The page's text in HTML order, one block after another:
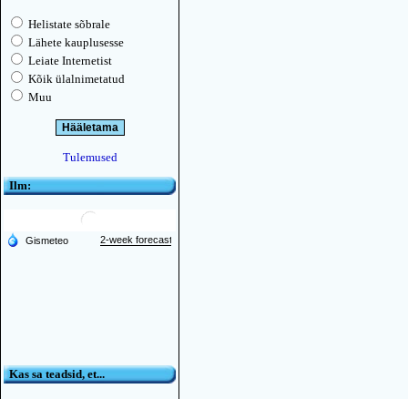
Helistate sõbrale
Lähete kauplusesse
Leiate Internetist
Kõik ülalnimetatud
Muu
Tulemused
Ilm:
Kas sa teadsid, et...